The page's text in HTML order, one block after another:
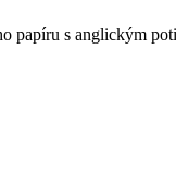
papíru s anglickým